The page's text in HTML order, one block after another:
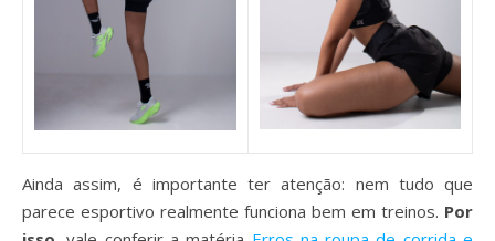
Ainda assim, é importante ter atenção: nem tudo que
parece esportivo realmente funciona bem em treinos. Por